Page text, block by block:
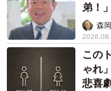
弟！
森
この
ゃれ
悲喜